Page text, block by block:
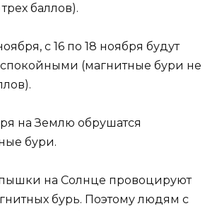
баллов).
с 16 по 18 ноября будут
спокойными (магнитные бури не
на Землю обрушатся
бури.
на Солнце провоцируют
бурь. Поэтому людям с